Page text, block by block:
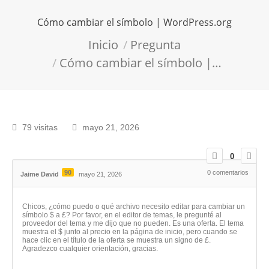
Cómo cambiar el símbolo | WordPress.org
Inicio
Pregunta
Cómo cambiar el símbolo |…
79 visitas mayo 21, 2026
0
Jaime David 90 mayo 21, 2026 0 comentarios
Chicos, ¿cómo puedo o qué archivo necesito editar para cambiar un
símbolo $ a £? Por favor, en el editor de temas, le pregunté al
proveedor del tema y me dijo que no pueden. Es una oferta. El tema
muestra el $ junto al precio en la página de inicio, pero cuando se
hace clic en el título de la oferta se muestra un signo de £.
Agradezco cualquier orientación, gracias.